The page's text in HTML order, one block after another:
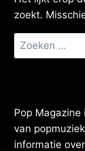
zoekt.
Zoeken
naar:
Pop
van
informatie